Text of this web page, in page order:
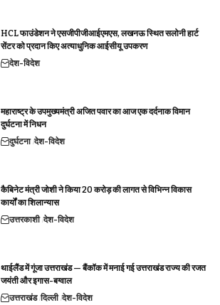
HCL फाउंडेशन ने एसजीपीजीआईएमएस, लखनऊ स्थित सलोनी हार्ट
सेंटर को प्रदान किए अत्याधुनिक आईसीयू उपकरण
देश-विदेश
महाराष्ट्र के उपमुख्यमंत्री अजित पवार का आज एक दर्दनाक विमान
दुर्घटना में निधन
दुर्घटना देश-विदेश
कैबिनेट मंत्री जोशी ने किया 20 करोड़ की लागत से विभिन्न विकास
कार्यों का शिलान्यास
उत्तरकाशी देश-विदेश
थाईलैंड में गूंजा उत्तराखंड — बैंकॉक में मनाई गई उत्तराखंड राज्य की रजत
जयंती और इगास-बग्वाल
उत्तराखंड दिल्ली देश-विदेश